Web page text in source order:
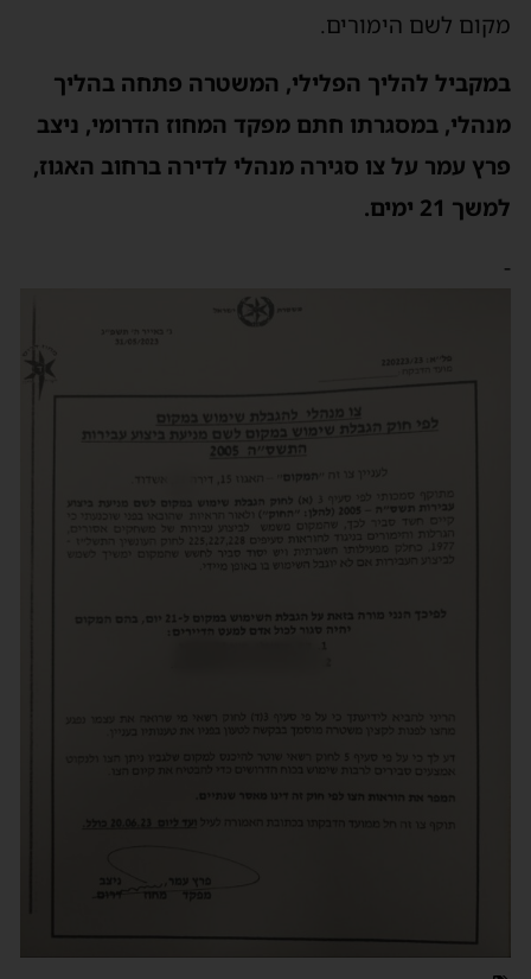
מקום לשם הימורים.
במקביל להליך הפלילי, המשטרה פתחה בהליך
מנהלי, במסגרתו חתם מפקד המחוז הדרומי, ניצב
פרץ עמר על צו סגירה מנהלי לדירה ברחוב האגוז,
למשך 21 ימים.
-